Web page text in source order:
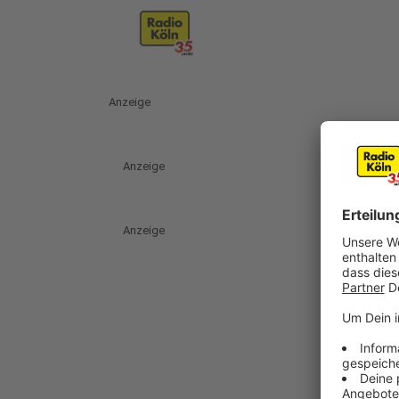
Anzeige
Anzeige
Anzeige